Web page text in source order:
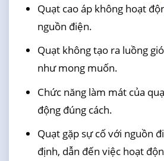
Quạt cao áp không hoạt
nguồn điện.
Quạt không tạo ra luồng
như mong muốn.
Chức năng làm mát của
động đúng cách.
Quạt gặp sự cố với nguồn
định, dẫn đến việc hoạt